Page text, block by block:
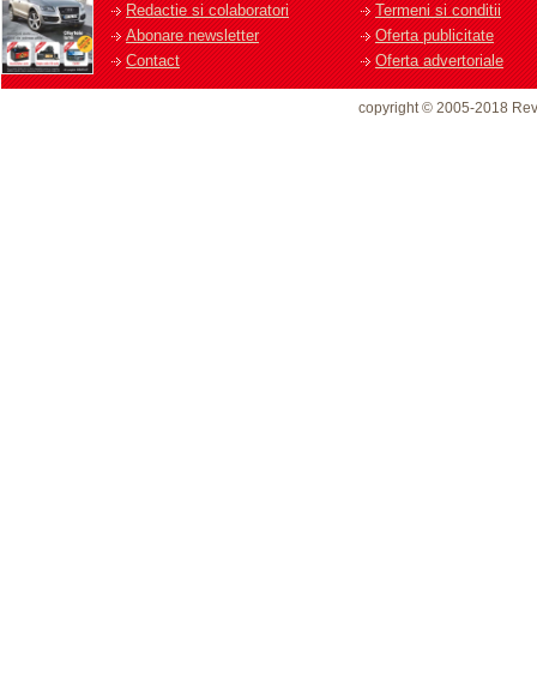
Redactie si colaboratori
Abonare newsletter
Contact
Termeni si conditii
Oferta publicitate
Oferta advertoriale
copyright © 2005-2018